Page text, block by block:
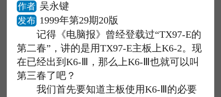
作者 吴永键
发布 1999年第29期20版
记得《电脑报》曾经登载过“TX97-E的
第二春”，讲的是用TX97-E主板上K6-2。现
在已经出到K6-Ⅲ，那么上K6-Ⅲ也就可以叫
第三春了吧？
我们首先要知道主板使用K6-Ⅲ的必要